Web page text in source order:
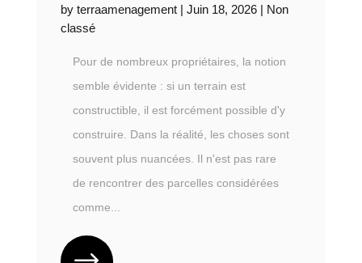
by terraamenagement| Juin 18, 2026| Non
classé
Pour de nombreux propriétaires, la notion
semble évidente : si un terrain est
constructible, il est forcément possible d'y
construire. Dans la réalité, les choses sont
souvent plus nuancées. Il n'est pas rare
de rencontrer des parcelles considérées
comme...